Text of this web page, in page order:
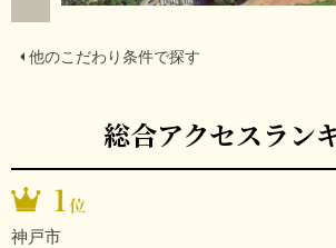
他のこだわり条件で探す
総合アクセスラン
神戸市